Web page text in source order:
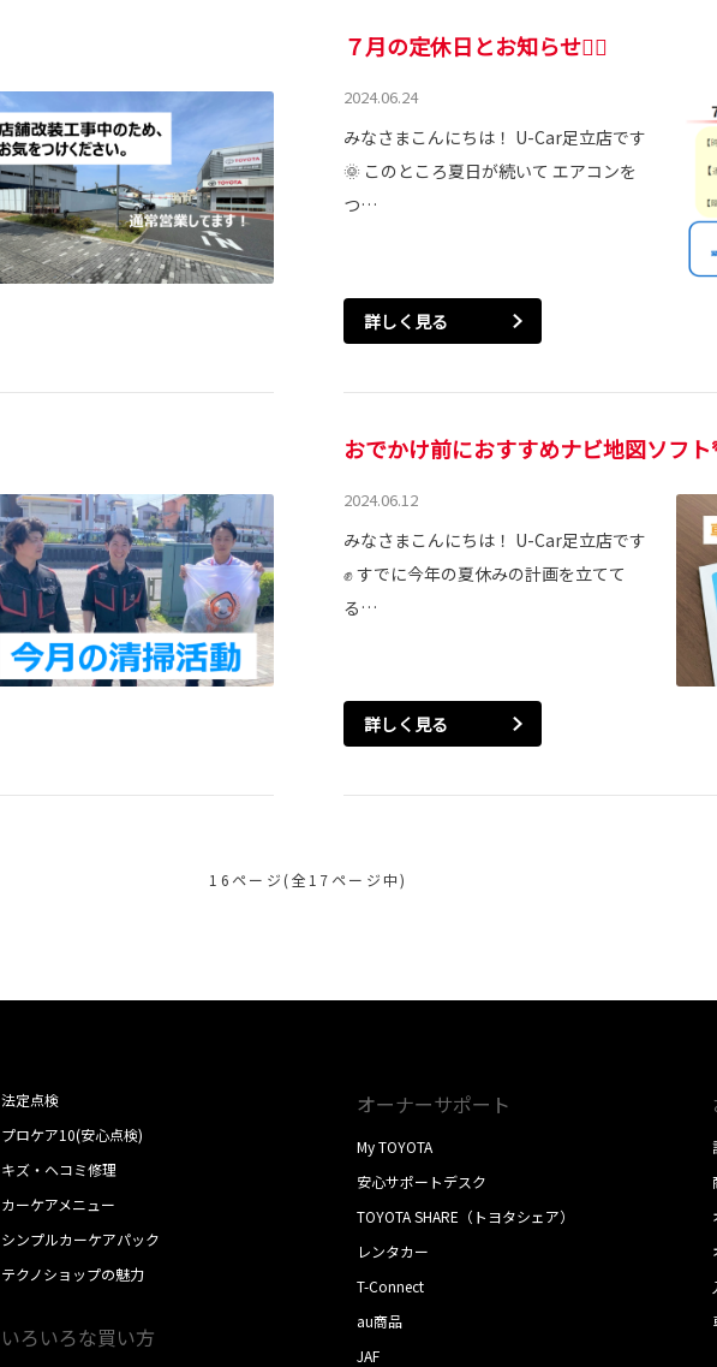
７月の定休日とお知らせ🏄‍♀️
2024.06.24
みなさまこんにちは！ U-Car足立店です
🌞 このところ夏日が続いて エアコンを
つ…
詳しく見る
おでかけ前におすすめナビ地図ソフト
2024.06.12
みなさまこんにちは！ U-Car足立店です
✊ すでに今年の夏休みの計画を立てて
る…
詳しく見る
16ページ(全17ページ中)
法定点検
プロケア10(安心点検)
キズ・ヘコミ修理
カーケアメニュー
シンプルカーケアパック
テクノショップの魅力
いろいろな買い方
オーナーサポート
My TOYOTA
安心サポートデスク
TOYOTA SHARE（トヨタシェア）
レンタカー
T-Connect
au商品
JAF